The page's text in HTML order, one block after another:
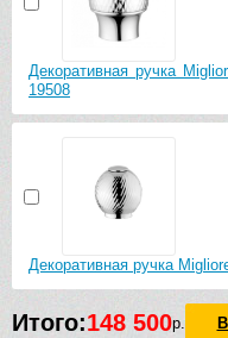
Декоративная ручка
19508
Декоративная ручка
Итого:148 500р.